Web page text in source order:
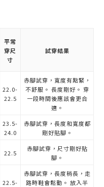
平常
穿尺
寸
試穿結果
22.0-
22.5
赤腳試穿，寬度有點緊，
不舒服。 長度剛好。 穿
一段時間後應該會更合
適。
23.5-
24.0
赤腳試穿，長度和寬度都
剛好貼腳。
22.5
赤腳試穿，尺寸剛好貼
腳。
22.5-
赤腳試穿，長度稍長，走
路時鞋會鬆動。 放入半